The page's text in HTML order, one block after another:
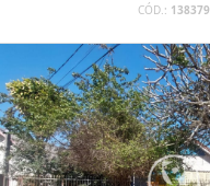
CÓD.: 138379